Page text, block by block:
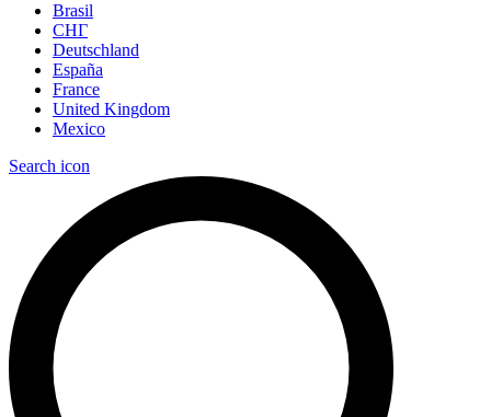
Brasil
СНГ
Deutschland
España
France
United Kingdom
Mexico
Search icon